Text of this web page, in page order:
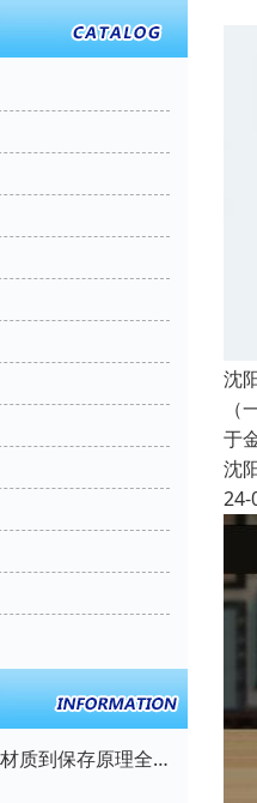
无酸纸档案盒为何受青睐？从材质到保存原理全解析
沈
于
沈
24-